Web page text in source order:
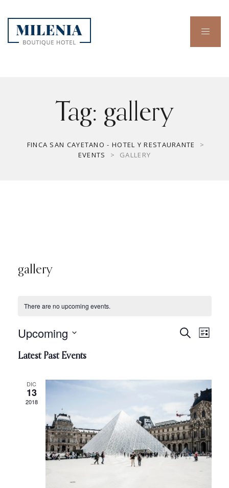
Tag: gallery
FINCA SAN CAYETANO - HOTEL Y RESTAURANTE
>
EVENTS
> GALLERY
gallery
There are no upcoming events.
and
SearchList
Upcoming
date.
Latest Past Events
DIC
13
2018